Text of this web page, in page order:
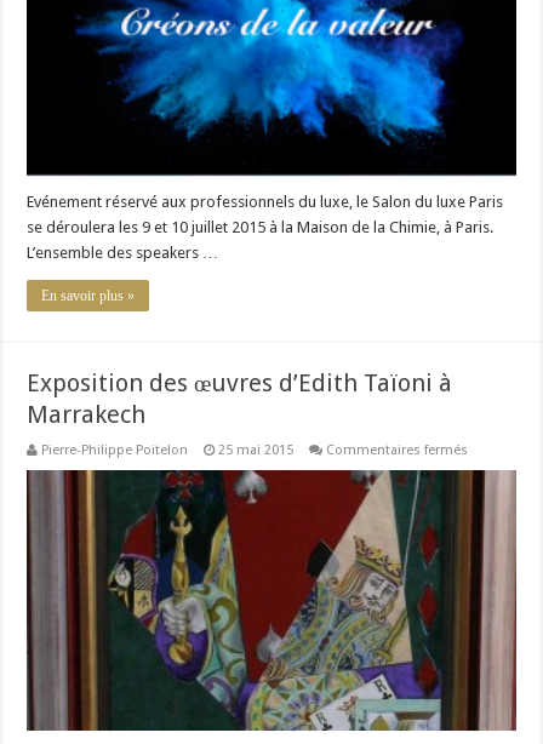
aux
professionnels
du
luxe
Evénement réservé aux professionnels du luxe, le Salon du luxe Paris
se déroulera les 9 et 10 juillet 2015 à la Maison de la Chimie, à Paris.
L’ensemble des speakers …
En savoir plus »
Exposition des œuvres d’Edith Taïoni à
Marrakech
Pierre-Philippe Poitelon 25 mai 2015 Commentaires fermés